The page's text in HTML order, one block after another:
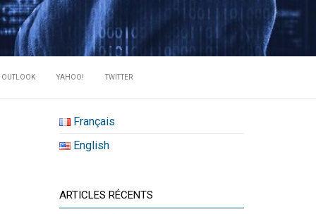
DES
OUTLOOK YAHOO! TWITTER
Français
English
ARTICLES RÉCENTS